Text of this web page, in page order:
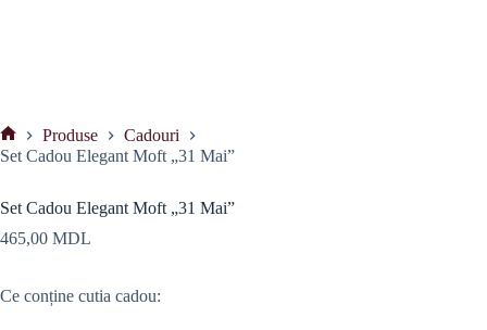
Prima
Produse
Cadouri
Set Cadou Elegant Moft „31 Mai”
Set Cadou Elegant Moft „31 Mai”
465,00 MDL
Ce conține cutia cadou: